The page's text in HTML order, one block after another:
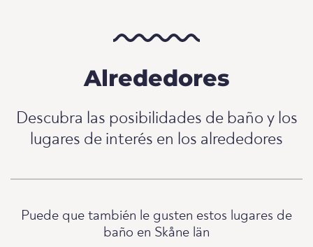
Alrededores
Descubra las posibilidades de baño y los
lugares de interés en los alrededores
Puede que también le gusten estos lugares de
baño en Skåne län